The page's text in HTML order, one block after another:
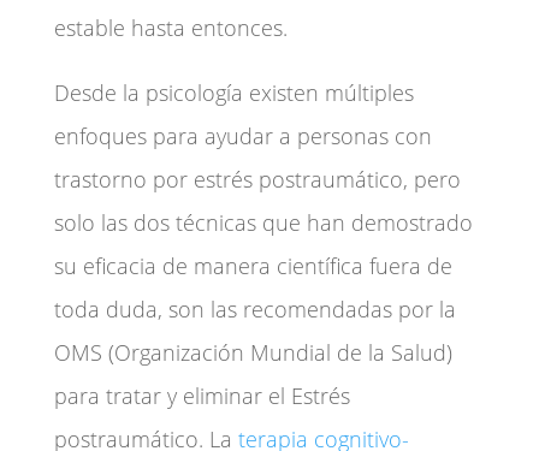
estable hasta entonces.
Desde la psicología existen múltiples
enfoques para ayudar a personas con
trastorno por estrés postraumático, pero
solo las dos técnicas que han demostrado
su eficacia de manera científica fuera de
toda duda, son las recomendadas por la
OMS (Organización Mundial de la Salud)
para tratar y eliminar el Estrés
postraumático. La terapia cognitivo-